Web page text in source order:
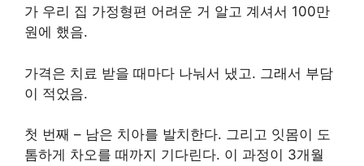
가 우리 집 가정형편 어려운 거 알고 계셔서 100만
원에 했음.
가격은 치료 받을 때마다 나눠서 냈고. 그래서 부담
이 적었음.
첫 번째 – 남은 치아를 발치한다. 그리고 잇몸이 도
톰하게 차오를 때까지 기다린다. 이 과정이 3개월